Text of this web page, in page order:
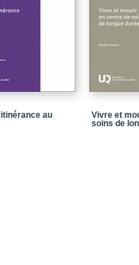
Chapitre 2 -
Lectures suggérées
Chapitre 3 - La prise
Synthèse
au
Vivre et
soins de